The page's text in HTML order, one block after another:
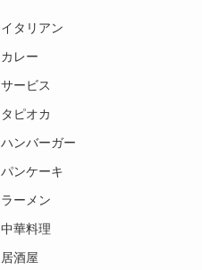
イタリアン
カレー
サービス
タピオカ
ハンバーガー
パンケーキ
ラーメン
中華料理
居酒屋